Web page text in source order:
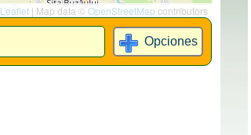
Leaflet | Map data ©OpenStreetMap contributors
Opciones